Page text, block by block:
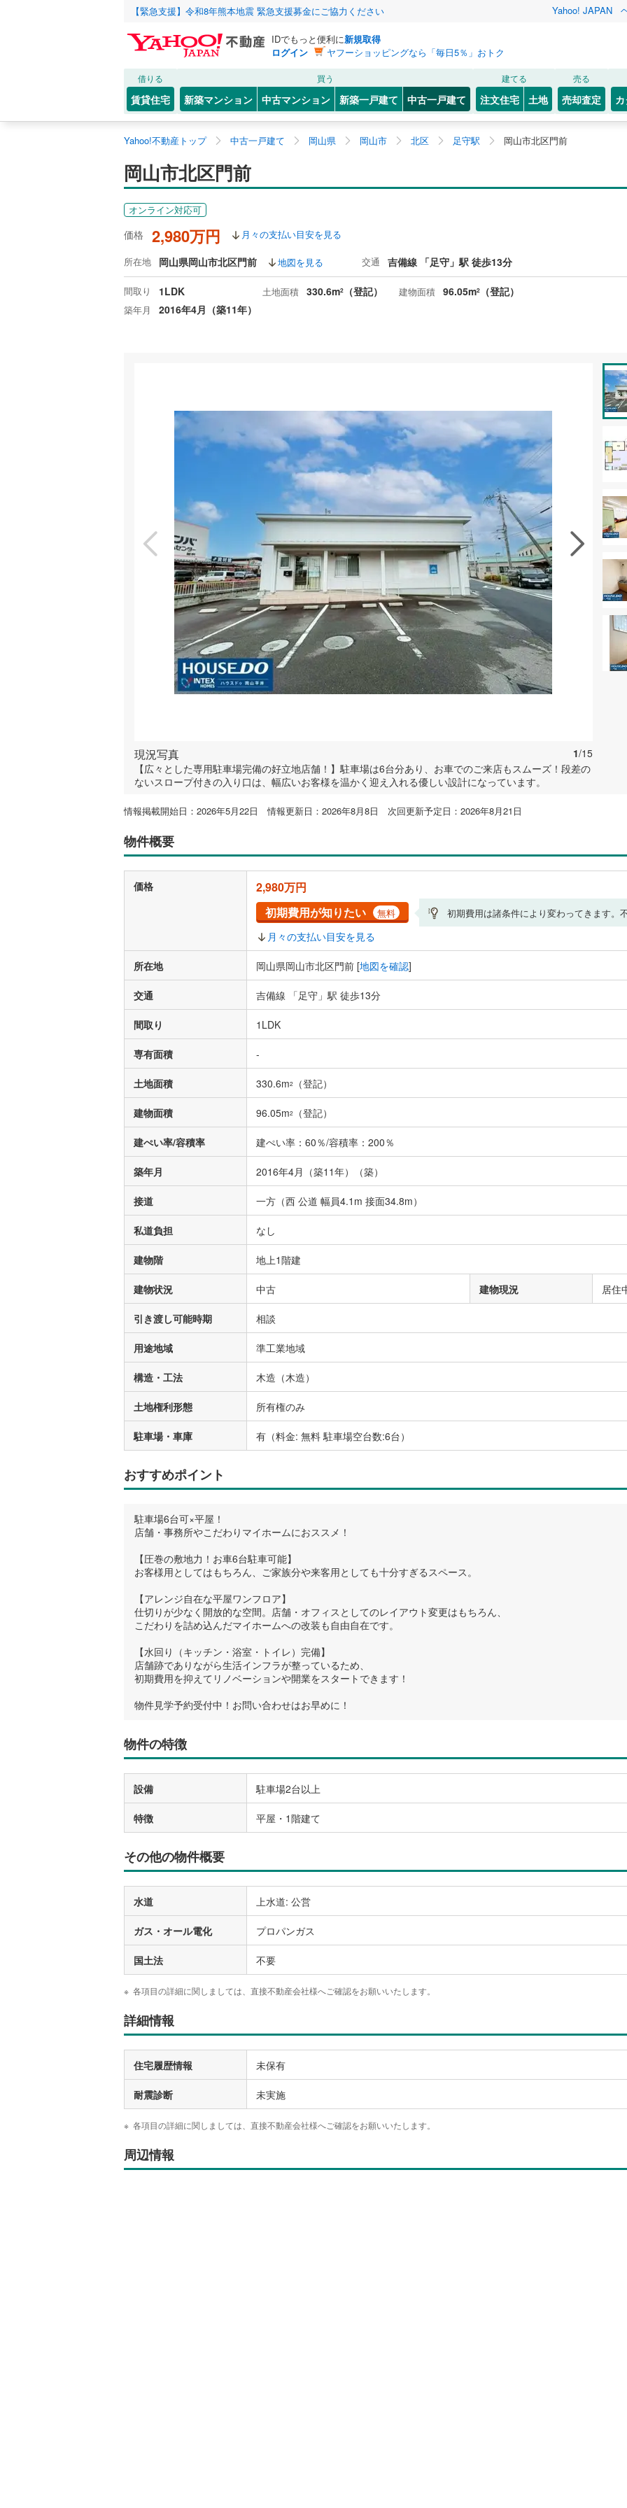
【緊急支援】令和8年熊本地震 緊急支援募金にご協力ください Yahoo! JAPAN
IDでもっと便利に新規取得
ログイン
ヤフーショッピングなら「毎日5％」おトク
借りる
賃貸住宅
買う
新築マンション 中古マンション 新築一戸建て 中古一戸建て
建てる
注文住宅 土地
売る
売却査定
Yahoo!不動産トップ 中古一戸建て 岡山県 岡山市 北区 足守駅 岡山市北区門前
岡山市北区門前
オンライン対応可
価格 2,980万円 月々の支払い目安を見る
所在地 岡山県岡山市北区門前 地図を見る 交通 吉備線 「足守」駅 徒歩13分
間取り 1LDK 土地面積 330.6m2 （登記） 建物面積 96.05m2 （登記）
築年月 2016年4月（築11年）
資料をもらう 無料
お気に入りに追加する
1/15
現況写真
【広々とした専用駐車場完備の好立地店舗！】駐車場は6台分あり、お車でのご来店もスムーズ！段差の
ないスロープ付きの入り口は、幅広いお客様を温かく迎え入れる優しい設計になっています。
情報掲載開始日：2026年5月22日 情報更新日：2026年8月8日 次回更新予定日：2026年8月21日
物件概要
価格
2,980万円
初期費用が知りたい
無料 初期費用は諸条件により変わってきます。
月々の支払い目安を見る
所在地 岡山県岡山市北区門前 [地図を確認]
交通 吉備線 「足守」駅 徒歩13分
間取り 1LDK
専有面積 -
土地面積 330.6m2 （登記）
建物面積 96.05m2 （登記）
建ぺい率/容積率 建ぺい率：60％/容積率：200％
築年月 2016年4月（築11年）（築）
接道 一方（西 公道 幅員4.1m 接面34.8m）
私道負担 なし
建物階 地上1階建
建物状況 中古 建物現況 居住
引き渡し可能時期 相談
用途地域 準工業地域
構造・工法 木造（木造）
土地権利形態 所有権のみ
駐車場・車庫 有（料金: 無料 駐車場空台数:6台）
おすすめポイント
駐車場6台可×平屋！
店舗・事務所やこだわりマイホームにおススメ！
【圧巻の敷地力！お車6台駐車可能】
お客様用としてはもちろん、ご家族分や来客用としても十分すぎるスペース。
【アレンジ自在な平屋ワンフロア】
仕切りが少なく開放的な空間。店舗・オフィスとしてのレイアウト変更はもちろん、
こだわりを詰め込んだマイホームへの改装も自由自在です。
【水回り（キッチン・浴室・トイレ）完備】
店舗跡でありながら生活インフラが整っているため、
初期費用を抑えてリノベーションや開業をスタートできます！
物件見学予約受付中！お問い合わせはお早めに！
物件の特徴
設備 駐車場2台以上
特徴 平屋・1階建て
その他の物件概要
水道 上水道: 公営
ガス・オール電化 プロパンガス
国土法 不要
各項目の詳細に関しましては、直接不動産会社様へご確認をお願いいたします。
詳細情報
住宅履歴情報 未保有
耐震診断 未実施
各項目の詳細に関しましては、直接不動産会社様へご確認をお願いいたします。
周辺情報